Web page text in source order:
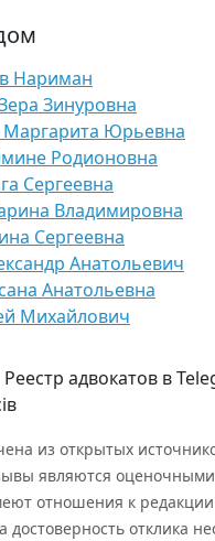
Нариман
Зинуровна
Юрьевна
Родионовна
Сергеевна
Владимировна
Сергеевна
Анатольевич
Анатольевна
Михайлович
Реестр адвокатов в
из открытых
являются
отношения к редакции
достоверность отклика